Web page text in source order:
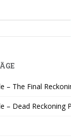
– The Final
– Dead Reckoning